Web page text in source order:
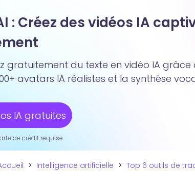
: Créez des vidéos IA
gratuitement du texte en vidéo IA grâce
avatars IA réalistes et la synthèse
IA gratuites
de crédit requise
> Intelligence artificielle > Top 6 outils de